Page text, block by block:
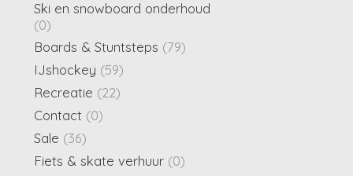
Ski en snowboard onderhoud
(0)
Boards & Stuntsteps (79)
IJshockey (59)
Recreatie (22)
Contact (0)
Sale (36)
Fiets & skate verhuur (0)